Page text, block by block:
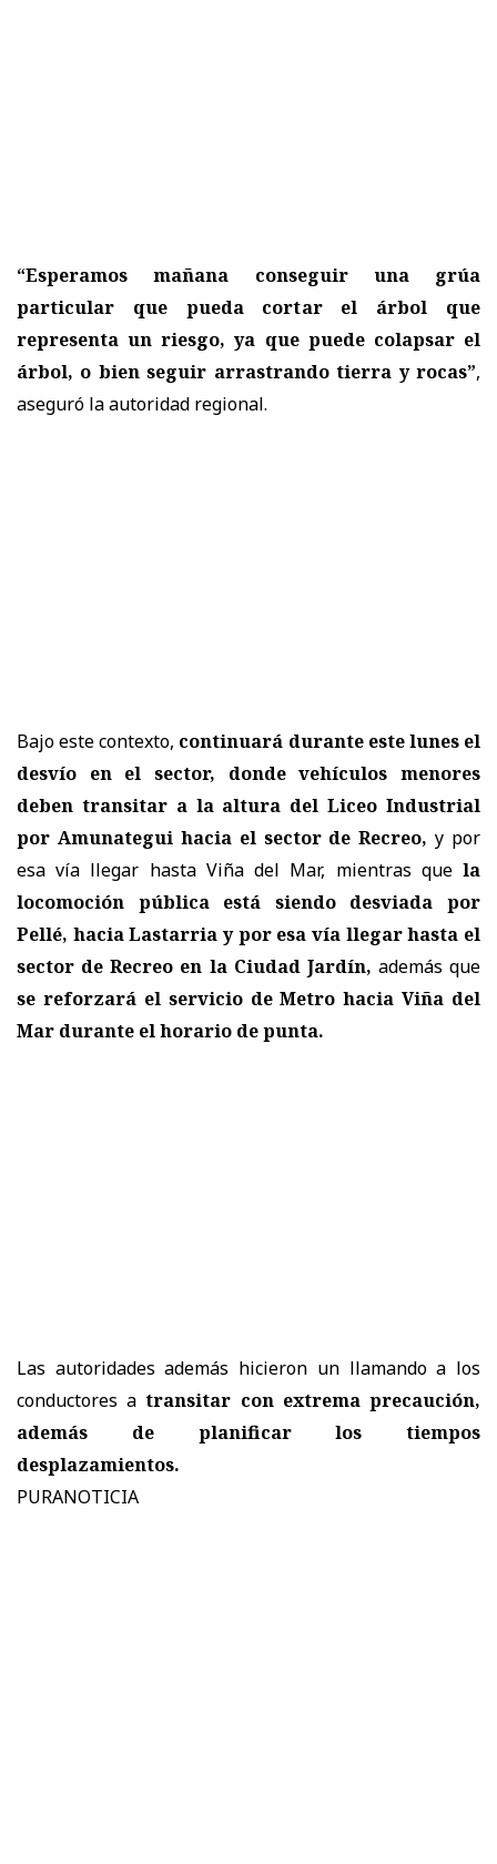
“Esperamos mañana conseguir una grúa
particular que pueda cortar el árbol que
representa un riesgo, ya que puede colapsar el
árbol, o bien seguir arrastrando tierra y rocas”,
aseguró la autoridad regional.
Bajo este contexto, continuará durante este lunes el
desvío en el sector, donde vehículos menores
deben transitar a la altura del Liceo Industrial
por Amunategui hacia el sector de Recreo,y por
esa vía llegar hasta Viña del Mar, mientras quela
locomoción pública está siendo desviada por
Pellé, hacia Lastarria y por esa vía llegar hasta el
sector de Recreo en la Ciudad Jardín, además que
se reforzará el servicio de Metro hacia Viña del
Mar durante el horario de punta.
Las autoridades además hicieron un llamando a los
conductores atransitar con extrema precaución,
además de planificar los tiempos
desplazamientos.
PURANOTICIA